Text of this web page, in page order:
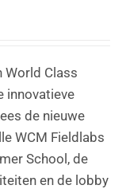
World Class
innovatieve
de nieuwe
WCM Fieldlabs
School, de
en de lobby